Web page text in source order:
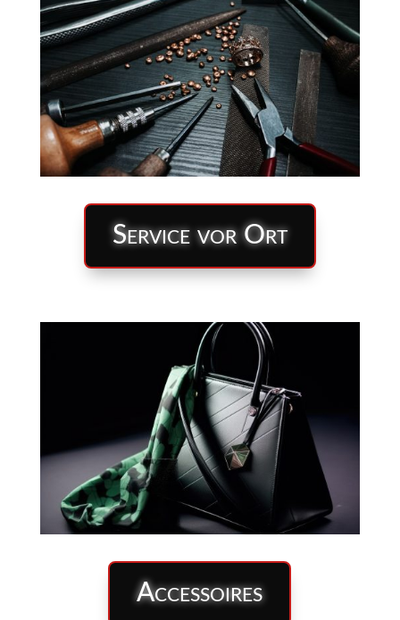
Service vor Ort
Accessoires